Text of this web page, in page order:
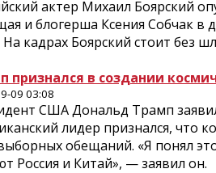
актер Михаил Боярский
и блогерша Ксения Собчак в
кадрах Боярский стоит без
признался в создании
09 03:08
США Дональд Трамп
лидер признался, что
обещаний. «Я понял
Россия и Китай», — заявил он.